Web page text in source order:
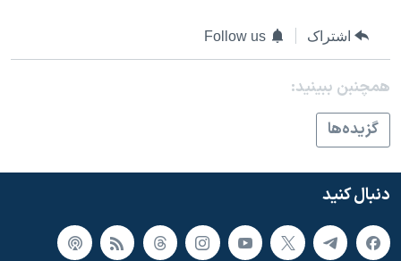
اشتراک Follow us
همچنبن ببینید:
گزيده‌ها
دنبال کنید